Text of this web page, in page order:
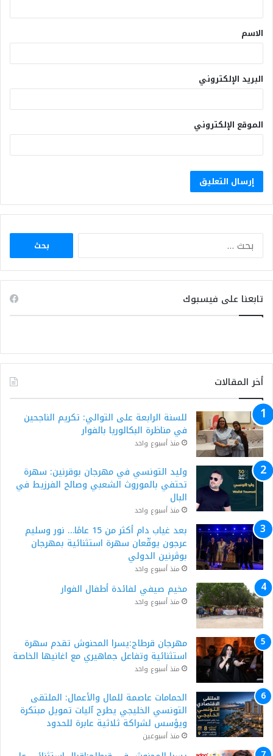
الاسم
البريد الإلكتروني
الموقع الإلكتروني
البحث
تابعنا على فيسبوك
أخر المقالات
للسنة الرابعة على التوالي: تكريم الناجحين
في مناظرة البكالوريا بالفوار
منذ أسبوع واحد
وليد التونسي في مهرجان بوقرنين: سهرة
تحتفي بالموروث الشعبي وصالح الفرزيط في
البال
منذ أسبوع واحد
بعد غياب دام أكثر من 15 عامًا… نور وسليم
عرجون يوقّعان سهرة استثنائية بمهرجان
بوڨرنين الدولي
منذ أسبوع واحد
مخيم صيفي لفائدة أطفال الفوار
منذ أسبوع واحد
مهرجان قرطاج:يسرا المحنوش تقدم سهرة
استثنائية وتفاعل جماهيري مع اغانيها الخاصة
منذ أسبوع واحد
الحمامات عاصمة للمال والأعمال: الملتقى
التونسي الخليجي يطرح آليات تمويل مبتكرة
ويؤسس لشراكة ثلاثية عابرة للحدود
منذ أسبوعين